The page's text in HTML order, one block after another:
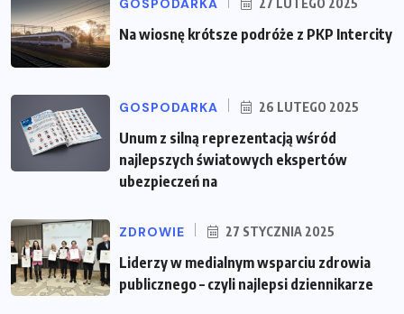
Na wiosnę krótsze podróże z PKP Intercity
GOSPODARKA 26 LUTEGO 2025
Unum z silną reprezentacją wśród
najlepszych światowych ekspertów
ubezpieczeń na
ZDROWIE 27 STYCZNIA 2025
Liderzy w medialnym wsparciu zdrowia
publicznego – czyli najlepsi dziennikarze